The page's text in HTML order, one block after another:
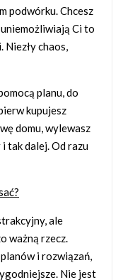
podwórku. Chcesz
Ci to
Niezły chaos,
planu, do
kupujesz
domu, wylewasz
tak dalej. Od razu
ale
ważną rzecz.
i rozwiązań,
Nie jest